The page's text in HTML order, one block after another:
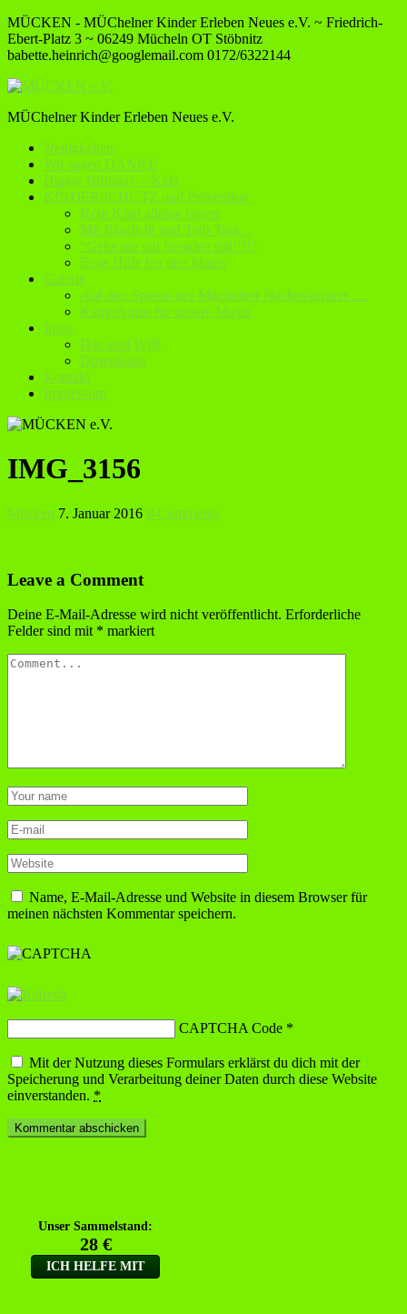
MÜCKEN - MÜChelner Kinder Erleben Neues e.V. ~ Friedrich-
Ebert-Platz 3 ~ 06249 Mücheln OT Stöbnitz
babette.heinrich@googlemail.com 0172/6322144
MÜChelner Kinder Erleben Neues e.V.
Neuigkeiten
Wir sagen DANKE
Happy Birthday – Kids
KINDERSCHUTZ und Prävention
Kein Kind alleine lassen
Mit Blaulicht und Tatü Tata…
“Gehe nie mit fremden mit!!!!”
Erste Hilfe bei den Maxis
Galerie
Auf den Spuren des Müchelner Nachtwächters …
Kampfkunst für unsere Maxis
Infos
Das sind WIR
Downloads
Kontakt
Impressum
IMG_3156
Mücken 7. Januar 2016 0 Comments
Leave a Comment
Deine E-Mail-Adresse wird nicht veröffentlicht. Erforderliche
Felder sind mit * markiert
Name, E-Mail-Adresse und Website in diesem Browser für
meinen nächsten Kommentar speichern.
CAPTCHA Code *
Mit der Nutzung dieses Formulars erklärst du dich mit der
Speicherung und Verarbeitung deiner Daten durch diese Website
einverstanden. *